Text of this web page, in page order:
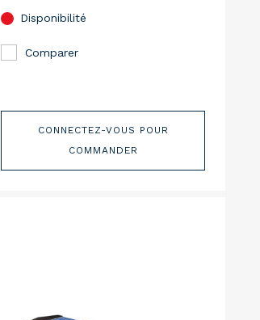
Disponibilité
Comparer
CONNECTEZ-VOUS POUR
COMMANDER